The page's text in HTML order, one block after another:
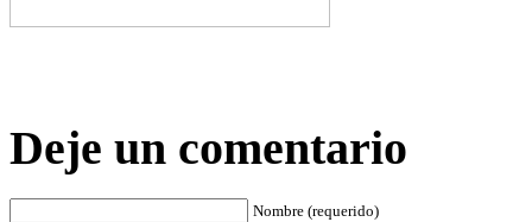
Deje un comentario
Nombre (requerido)